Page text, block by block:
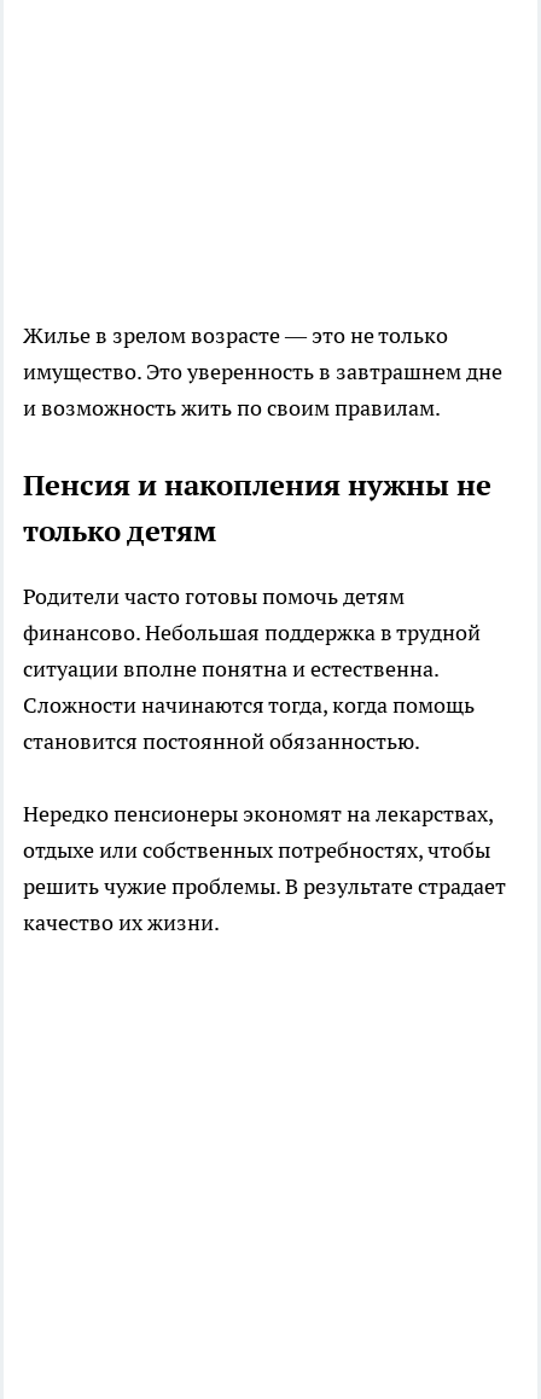
Жилье в зрелом возрасте — это не только
имущество. Это уверенность в завтрашнем дне
и возможность жить по своим правилам.
Пенсия и накопления нужны не
только детям
Родители часто готовы помочь детям
финансово. Небольшая поддержка в трудной
ситуации вполне понятна и естественна.
Сложности начинаются тогда, когда помощь
становится постоянной обязанностью.
Нередко пенсионеры экономят на лекарствах,
отдыхе или собственных потребностях, чтобы
решить чужие проблемы. В результате страдает
качество их жизни.